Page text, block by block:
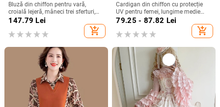
Bluză din chiffon pentru vară,
croială lejeră, mâneci trei sferturi,
material poliester
147.79 Lei
add_shopping_cart
Cardigan din chiffon cu protecție
UV pentru femei, lungime medie
65–80 cm, guler polo, mâneci lungi
79.25 - 87.82 Lei
add_shopping_cart